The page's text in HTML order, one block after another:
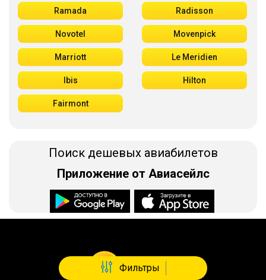
Фильтры
Ramada Radisson
Novotel Movenpick
Marriott Le Meridien
Ibis Hilton
Fairmont
Поиск дешевых авиабилетов
Приложение от Авиасейлс